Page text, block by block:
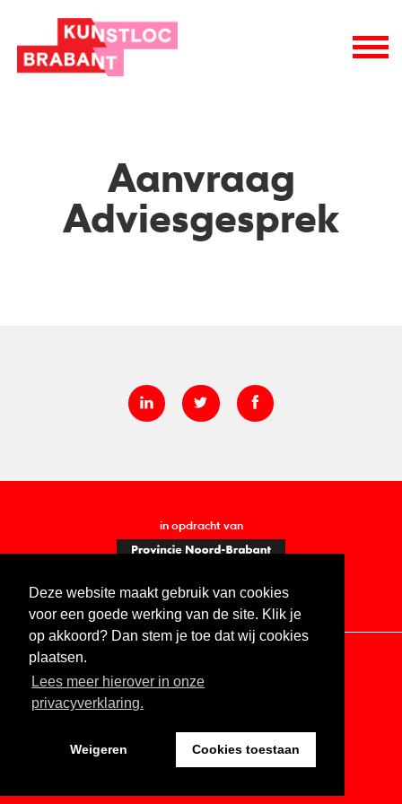
Deze website maakt gebruik van cookies
voor een goede werking van de site. Klik je
op akkoord? Dan stem je toe dat wij cookies
plaatsen.
Lees meer hierover in onze
privacyverklaring.
Weigeren Cookies toestaan
wie is wie
Aanvraag
Adviesgesprek
in opdracht van
Contact Vacatures ANBI
Digitale toegankelijkheid